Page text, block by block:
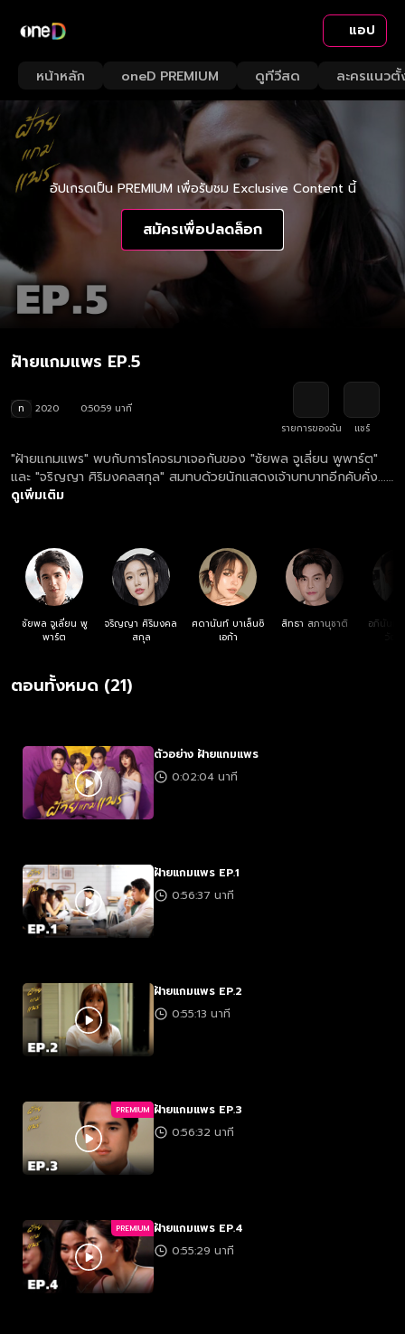
แอป
หน้าหลัก oneD PREMIUM ดูทีวีสด ละครแนวตั้
อัปเกรดเป็น PREMIUM เพื่อรับชม Exclusive Content นี้
สมัครเพื่อปลดล็อก
ฝ้ายแกมแพร EP.5
ท 2020
0:50:59 นาที
รายการของฉัน
แชร์
"ฝ้ายแกมแพร" พบกับการโคจรมาเจอกันของ "ชัยพล จูเลี่ยน พูพาร์ต"
และ "จริญญา ศิริมงคลสกุล" สมทบด้วยนักแสดงเจ้าบทบาทอีกคับคั่ง...
เมื่อชีวิตขมจนเกิดเป็นปมในใจ "เขา" และ "เธอ" จึงสร้างตัวตนขึ้นมาใหม่
เฉพาะการหลอกหัวใจตนเอง!
ดูเพิ่มเติม
ชัยพล จูเลี่ยน พู
พาร์ต
จริญญา ศิริมงคล
สกุล
ศดานันท์ บาเล็นซิ
เอก้า
สิทธา สภานุชาติ
อภินันท์
ตอนทั้งหมด (21)
ตัวอย่าง ฝ้ายแกมแพร
0:02:04 นาที
ฝ้ายแกมแพร EP.1
0:56:37 นาที
ฝ้ายแกมแพร EP.2
0:55:13 นาที
PREMIUM ฝ้ายแกมแพร EP.3
0:56:32 นาที
PREMIUM ฝ้ายแกมแพร EP.4
0:55:29 นาที